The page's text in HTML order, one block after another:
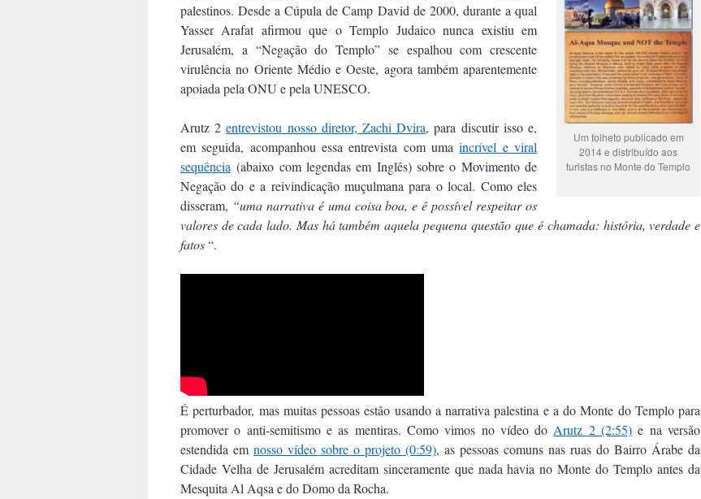
Um folheto publicado em
2014 e distribuído aos
turistas no Monte do Templo
palestinos. Desde a Cúpula de Camp David de 2000, durante a qual
Yasser Arafat afirmou que o Templo Judaico nunca existiu em
Jerusalém, a “Negação do Templo” se espalhou com crescente
virulência no Oriente Médio e Oeste, agora também aparentemente
apoiada pela ONU e pela UNESCO.
Arutz 2entrevistou nosso diretor, Zachi Dvira, para discutir isso e,
em seguida, acompanhou essa entrevista com umaincrível e viral
sequência (abaixo com legendas em Inglês) sobre o Movimento de
Negação do e a reivindicação muçulmana para o local. Como eles
disseram, “uma narrativa é uma coisa boa, e é possível respeitar os
valores de cada lado. Mas há também aquela pequena questão que é chamada: história, verdade e
fatos“.
É perturbador, mas muitas pessoas estão usando a narrativa palestina e a do Monte do Templo para
promover o anti-semitismo e as mentiras. Como vimos no vídeo do Arutz 2 (2:55) e na versão
estendida em nosso vídeo sobre o projeto (0:59), as pessoas comuns nas ruas do Bairro Árabe da
Cidade Velha de Jerusalém acreditam sinceramente que nada havia no Monte do Templo antes da
Mesquita Al Aqsa e do Domo da Rocha.